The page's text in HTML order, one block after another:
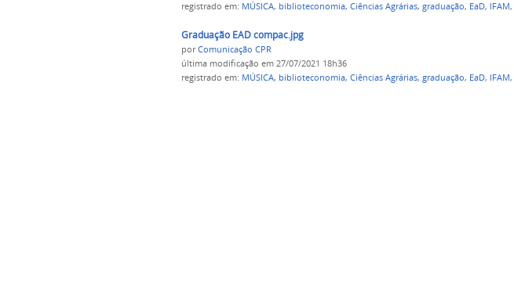
registrado em: MÚSICA, biblioteconomia, Ciências Agrárias, graduação, EaD, IFAM,
Graduação EAD compac.jpg
porComunicação CPR
última modificação em 27/07/2021 18h36
registrado em: MÚSICA, biblioteconomia, Ciências Agrárias, graduação, EaD, IFAM,